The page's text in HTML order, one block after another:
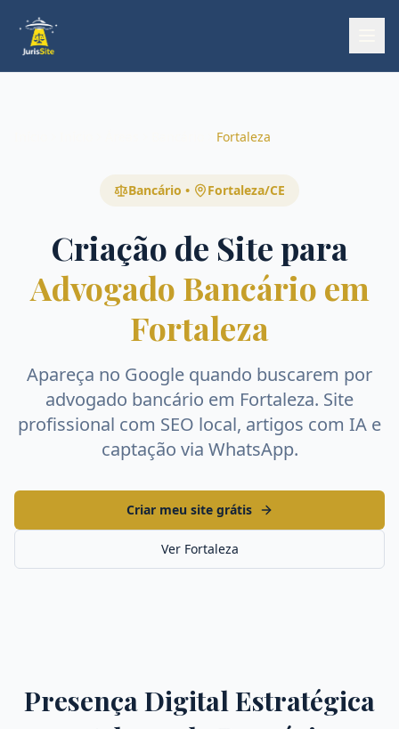
Fortaleza
Bancário • Fortaleza/CE
Criação de Site para
Advogado Bancário em
Fortaleza
Apareça no Google quando buscarem por
advogado bancário em Fortaleza. Site
profissional com SEO local, artigos com IA e
captação via WhatsApp.
Criar meu site grátis
Ver Fortaleza
Presença Digital Estratégica